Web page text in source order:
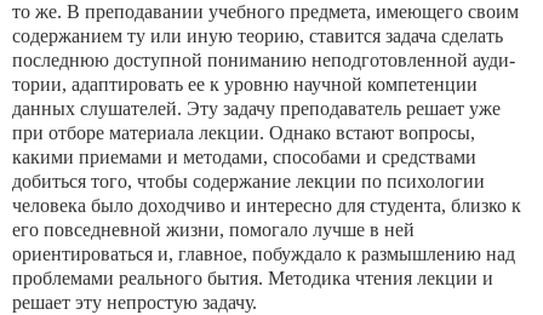
то же. В преподавании учебного предмета, имеющего своим
содержанием ту или иную теорию, ставится задача сде­лать
последнюю доступной пониманию неподготовленной ауди­
тории, адаптировать ее к уровню научной компетенции
данных слушателей. Эту задачу преподаватель решает уже
при отборе материала лекции. Однако встают вопросы,
какими приемами и методами, способами и средствами
добиться того, чтобы содер­жание лекции по психологии
человека было доходчиво и инте­ресно для студента, близко к
его повседневной жизни, помогало лучше в ней
ориентироваться и, главное, побуждало к размыш­лению над
проблемами реального бытия. Методика чтения лек­ции и
решает эту непростую задачу.